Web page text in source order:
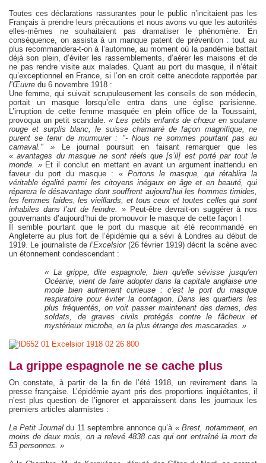
Toutes ces déclarations rassurantes pour le public n’incitaient pas les
Français à prendre leurs précautions et nous avons vu que les autorités
elles-mêmes ne souhaitaient pas dramatiser le phénomène. En
conséquence, on assista à un manque patent de prévention : tout au
plus recommandera-t-on à l’automne, au moment où la pandémie battait
déjà son plein, d’éviter les rassemblements, d’aérer les maisons et de
ne pas rendre visite aux malades. Quant au port du masque, il n’était
qu’exceptionnel en France, si l’on en croit cette anecdote rapportée par
l’Œuvre du 6 novembre 1918 :
Une femme, qui suivait scrupuleusement les conseils de son médecin,
portait un masque lorsqu’elle entra dans une église parisienne.
L’irruption de cette femme masquée en plein office de la Toussaint,
provoqua un petit scandale.« Les petits enfants de chœur en soutane
rouge et surplis blanc, le suisse chamarré de façon magnifique, ne
purent se tenir de murmurer : "- Nous ne sommes pourtant pas au
carnaval." »Le journal poursuit en faisant remarquer que les
« avantages du masque ne sont réels que [s’il] est porté par tout le
monde. »Et il conclut en mettant en avant un argument inattendu en
faveur du port du masque : « Portons le masque, qui rétablira la
véritable égalité parmi les citoyens inégaux en âge et en beauté, qui
réparera le désavantage dont souffrent aujourd’hui les hommes timides,
les femmes laides, les vieillards, et tous ceux et toutes celles qui sont
inhabiles dans l’art de feindre. » Peut-être devrait-on suggérer à nos
gouvernants d’aujourd’hui de promouvoir le masque de cette façon !
Il semble pourtant que le port du masque ait été recommandé en
Angleterre au plus fort de l’épidémie qui a sévi à Londres au début de
1919. Le journaliste del’Excelsior(26 février 1919) décrit la scène avec
un étonnement condescendant :
« La grippe, dite espagnole, bien qu'elle sévisse jusqu'en
Océanie, vient de faire adopter dans la capitale anglaise une
mode bien autrement curieuse : c'est le port du masque
respiratoire pour éviter la contagion. Dans les quartiers les
plus fréquentés, on voit passer maintenant des dames, des
soldats, de graves civils protégés contre le fâcheux et
mystérieux microbe, en la plus étrange des mascarades. »
La grippe espagnole ne se cache plus
On constate, à partir de la fin de l’été 1918, un revirement dans la
presse française. L’épidémie ayant pris des proportions inquiétantes, il
n’est plus question de l’ignorer et apparaissent dans les journaux les
premiers articles alarmistes :
Le Petit Journaldu 11 septembre annonce qu’à « Brest, notamment, en
moins de deux mois, on a relevé 4838 cas qui ont entraîné la mort de
53 personnes. »